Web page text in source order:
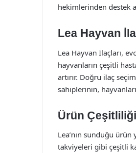
hekimlerinden destek
Lea Hayvan
Lea Hayvan İlaçları,
hayvanların çeşitli
artırır. Doğru ilaç
sahiplerinin,
Ürün Çeşitliliği
Lea’nın sunduğu
takviyeleri gibi çeşitli